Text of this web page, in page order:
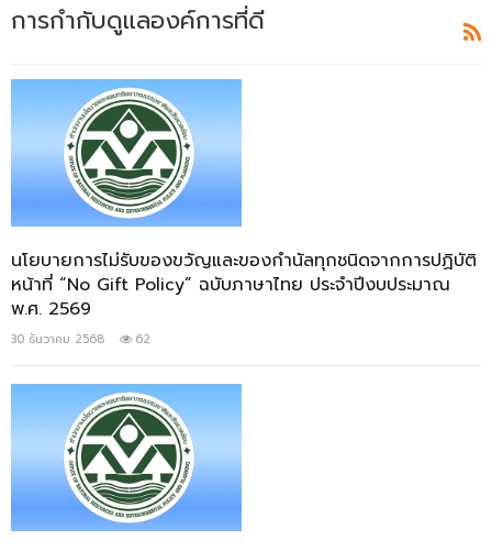
การกำกับดูแลองค์การที่ดี
นโยบายการไม่รับของขวัญและของกำนัลทุกชนิดจากการปฏิบัติ
หน้าที่ “No Gift Policy” ฉบับภาษาไทย ประจำปีงบประมาณ
พ.ศ. 2569
30 ธันวาคม 2568 62